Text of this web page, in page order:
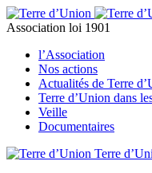
Association loi 1901
l’Association
Nos actions
Actualités de Terre
Terre d’Union dans
Veille
Documentaires
Terre